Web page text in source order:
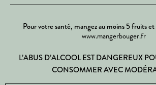
Pour votre santé, mangez au moins 5 fruits
www.mangerbouger.fr
L’ABUS D’ALCOOL EST DANGEREUX
CONSOMMER AVEC